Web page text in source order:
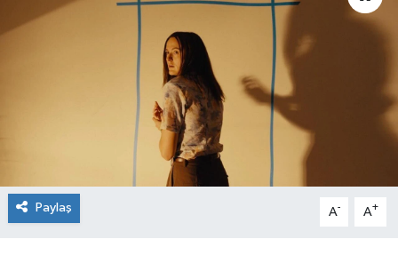
Paylaş A- A+